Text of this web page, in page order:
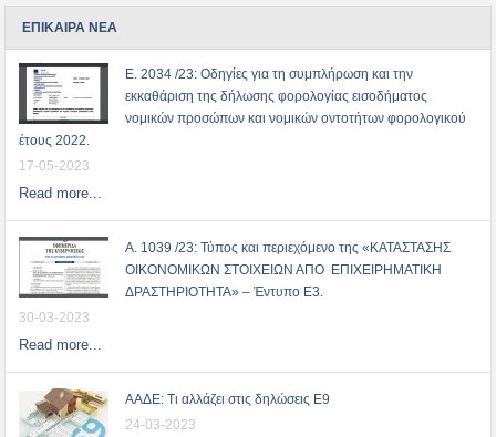
ΕΠΙΚΑΙΡΑ ΝΕΑ
Ε. 2034 /23: Οδηγίες για τη συμπλήρωση και την
εκκαθάριση της δήλωσης φορολογίας εισοδήματος
νομικών προσώπων και νομικών οντοτήτων φορολογικού
έτους 2022.
17-05-2023
Read more...
Α. 1039 /23: Τύπος και περιεχόμενο της «ΚΑΤΑΣΤΑΣΗΣ
ΟΙΚΟΝΟΜΙΚΩΝ ΣΤΟΙΧΕΙΩΝ ΑΠΟ ΕΠΙΧΕΙΡΗΜΑΤΙΚΗ
ΔΡΑΣΤΗΡΙΟΤΗΤΑ» – Έντυπο Ε3.
30-03-2023
Read more...
ΑΑΔΕ: Τι αλλάζει στις δηλώσεις Ε9
24-03-2023